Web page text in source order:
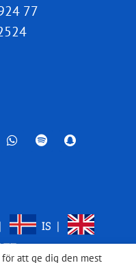
77
IS
för att ge dig den mest